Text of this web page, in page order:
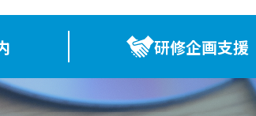
研修企画支援
助成金/補助金